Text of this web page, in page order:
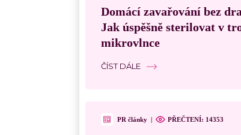
Domácí zavařování bez
Jak úspěšně sterilovat v
mikrovlnce
ČÍST DÁLE
PR články | PŘEČTENÍ: 14353